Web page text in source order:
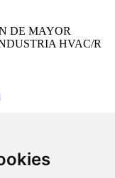
DE MAYOR
HVAC/R